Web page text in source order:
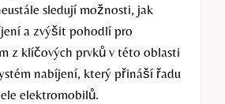
sledují možnosti, jak
a zvýšit pohodlí pro
z klíčových prvků v této oblasti
nabíjení, který přináší řadu
elektromobilů.